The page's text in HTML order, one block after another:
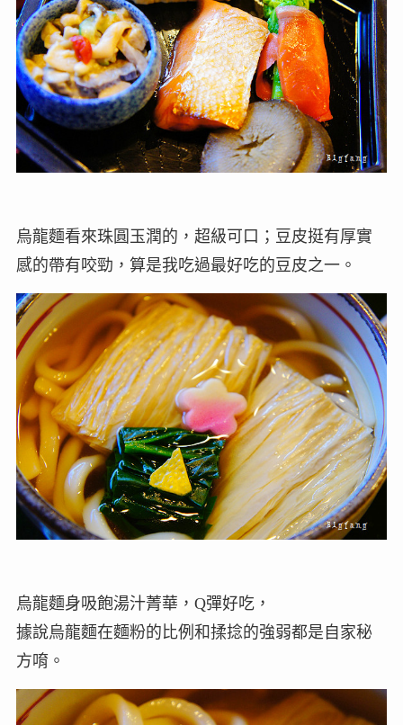
烏龍麵看來珠圓玉潤的，超級可口；豆皮挺有厚實
感的帶有咬勁，算是我吃過最好吃的豆皮之一。
烏龍麵身吸飽湯汁菁華，Q彈好吃，
據說烏龍麵在麵粉的比例和揉捻的強弱都是自家秘
方唷。